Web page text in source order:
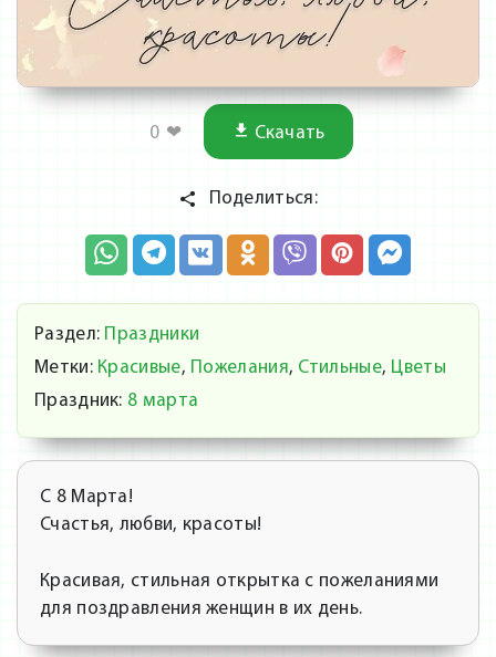
0 ❤ Скачать
Поделиться:
Раздел: Праздники
Метки: Красивые, Пожелания, Стильные, Цветы
Праздник: 8 марта
С 8 Марта!
Счастья, любви, красоты!
Красивая, стильная открытка с пожеланиями
для поздравления женщин в их день.